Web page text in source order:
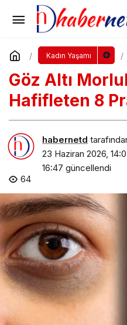
Kadın Yaşamı
Göz Altı
Hafifleten 8
habernetd
23 Haziran 2026,
16:47 güncellendi
64
Işıl Işıl Bir Cilt
Gereken 5 Alışkanlık
Yorum Yap Paylaş